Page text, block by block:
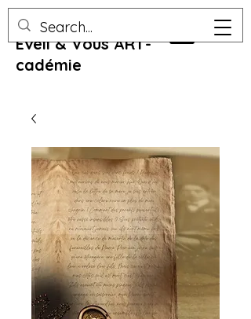
Eveil & Vous ART-
cadémie